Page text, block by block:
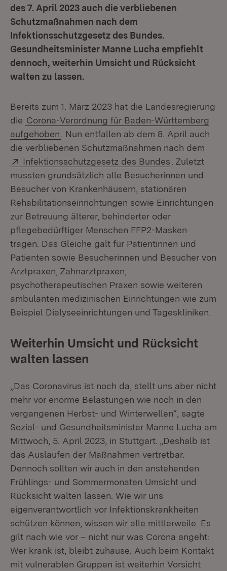
des 7. April 2023 auch die verbliebenen
Schutzmaßnahmen nach dem
Infektionsschutzgesetz des Bundes.
Gesundheitsminister Manne Lucha empfiehlt
dennoch, weiterhin Umsicht und Rücksicht
walten zu lassen.
Bereits zum 1. März 2023 hat die Landesregierung
die Corona-Verordnung für Baden-Württemberg
aufgehoben
. Nun entfallen ab dem 8. April auch
die verbliebenen Schutzmaßnahmen nach dem
Extern:
Infektionsschutzgesetz des Bundes (Öffnet in
. Zuletzt
mussten grundsätzlich alle Besucherinnen und
Besucher von Krankenhäusern, stationären
Rehabilitationseinrichtungen sowie Einrichtungen
zur Betreuung älterer, behinderter oder
pflegebedürftiger Menschen FFP2-Masken
tragen. Das Gleiche galt für Patientinnen und
Patienten sowie Besucherinnen und Besucher von
Arztpraxen, Zahnarztpraxen,
psychotherapeutischen Praxen sowie weiteren
ambulanten medizinischen Einrichtungen wie zum
Beispiel Dialyseeinrichtungen und Tageskliniken.
Weiterhin Umsicht und Rücksicht
walten lassen
„Das Coronavirus ist noch da, stellt uns aber nicht
mehr vor enorme Belastungen wie noch in den
vergangenen Herbst- und Winterwellen“, sagte
Sozial- und Gesundheitsminister Manne Lucha am
Mittwoch, 5. April 2023, in Stuttgart. „Deshalb ist
das Auslaufen der Maßnahmen vertretbar.
Dennoch sollten wir auch in den anstehenden
Frühlings- und Sommermonaten Umsicht und
Rücksicht walten lassen. Wie wir uns
eigenverantwortlich vor Infektionskrankheiten
schützen können, wissen wir alle mittlerweile. Es
gilt nach wie vor – nicht nur was Corona angeht:
Wer krank ist, bleibt zuhause. Auch beim Kontakt
mit vulnerablen Gruppen ist weiterhin Vorsicht